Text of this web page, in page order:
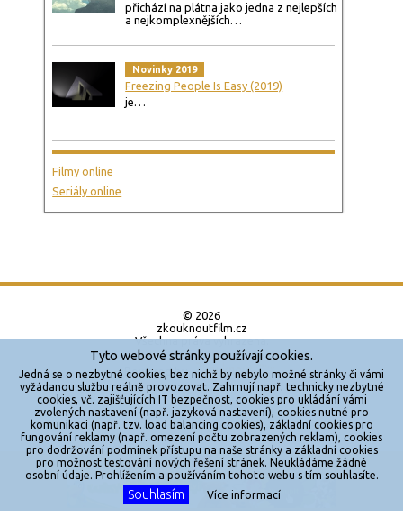
X
přichází na plátna jako jedna z nejlepších
a nejkomplexnějších…
Novinky 2019
Freezing People Is Easy (2019)
je…
Filmy online
Seriály online
© 2026
zkouknoutfilm.cz
Všechna práva vyhrazena.
Powered by
Reklama
Sítě
Redakce
Jakékoliv užití obsahu je bez souhlasu provozovatele zakázáno.
Tyto webové stránky používají cookies.
Jedná se o nezbytné cookies, bez nichž by nebylo možné stránky či vámi
vyžádanou službu reálně provozovat. Zahrnují např. technicky nezbytné
cookies, vč. zajišťujících IT bezpečnost, cookies pro ukládání vámi
zvolených nastavení (např. jazyková nastavení), cookies nutné pro
komunikaci (např. tzv. load balancing cookies), základní cookies pro
fungování reklamy (např. omezení počtu zobrazených reklam), cookies
pro dodržování podmínek přístupu na naše stránky a základní cookies
pro možnost testování nových řešení stránek. Neukládáme žádné
osobní údaje. Prohlížením a používáním tohoto webu s tím souhlasíte.
Souhlasím Více informací